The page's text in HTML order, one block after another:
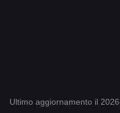
Ultimo aggiornamento il